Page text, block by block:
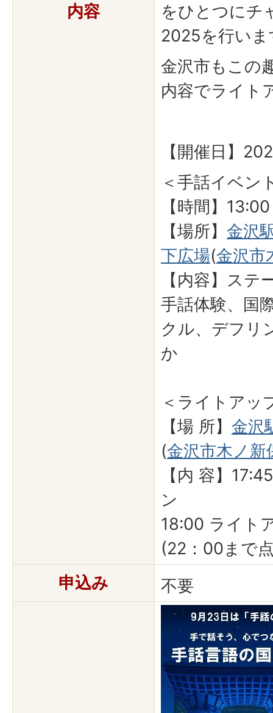
内容
をひとつにチ
2025を行いま
金沢市もこの
内容でライト
【開催日】
＜手話イベン
【時間】
【場所】 金沢
下広場(金沢市
【内容】ス
手話体験、国
クル、デフリ
か
＜ライトアッ
【場 所】 金沢
(金沢市木ノ新
【内 容】
ン
18:00 ライト
(22：00まで
申込み
不要